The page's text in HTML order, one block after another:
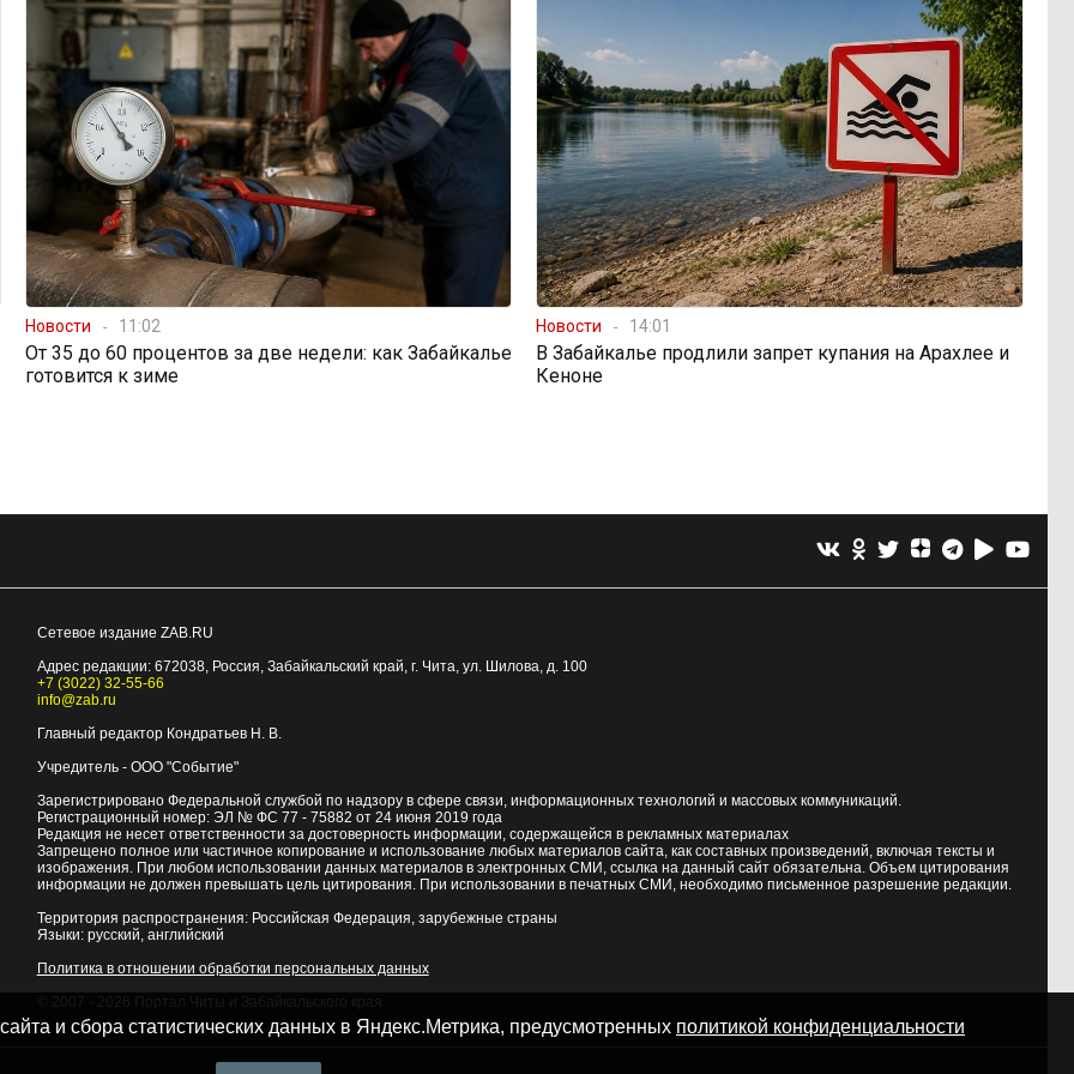
Новости 11:02
От 35 до 60 процентов за две недели: как Забайкалье
готовится к зиме
Новости 14:01
В Забайкалье продлили запрет купания на Арахлее и
Кеноне
Сетевое издание ZAB.RU
Адрес редакции: 672038, Россия, Забайкальский край, г. Чита, ул. Шилова, д. 100
+7 (3022) 32-55-66
info@zab.ru
Главный редактор Кондратьев Н. В.
Учредитель - ООО "Событие"
Зарегистрировано Федеральной службой по надзору в сфере связи, информационных технологий и массовых коммуникаций.
Регистрационный номер: ЭЛ № ФС 77 - 75882 от 24 июня 2019 года
Редакция не несет ответственности за достоверность информации, содержащейся в рекламных материалах
Запрещено полное или частичное копирование и использование любых материалов сайта, как составных произведений, включая тексты и
изображения. При любом использовании данных материалов в электронных СМИ, ссылка на данный сайт обязательна. Объем цитирования
информации не должен превышать цель цитирования. При использовании в печатных СМИ, необходимо письменное разрешение редакции.
Территория распространения: Российская Федерация, зарубежные страны
Языки: русский, английский
Политика в отношении обработки персональных данных
и сбора статистических данных в Яндекс.Метрика, предусмотренных политикой конфиденциальности